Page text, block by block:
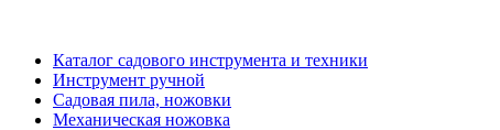
Каталог садового инструмента и техники
Инструмент ручной
Садовая пила, ножовки
Механическая ножовка